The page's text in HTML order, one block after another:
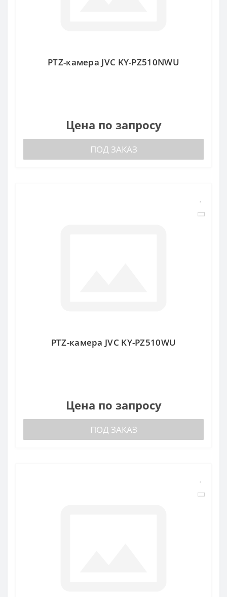
PTZ-камера JVC KY-PZ510NWU
Цена по запросу
ПОД ЗАКАЗ
PTZ-камера JVC KY-PZ510WU
Цена по запросу
ПОД ЗАКАЗ